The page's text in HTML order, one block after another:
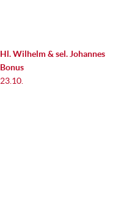
Hl. Wilhelm & sel. Johannes
Bonus
23.10.